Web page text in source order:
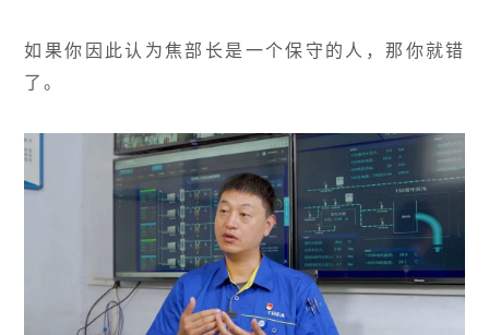
如果你因此认为焦部长是一个保守的人，那你就错
了。